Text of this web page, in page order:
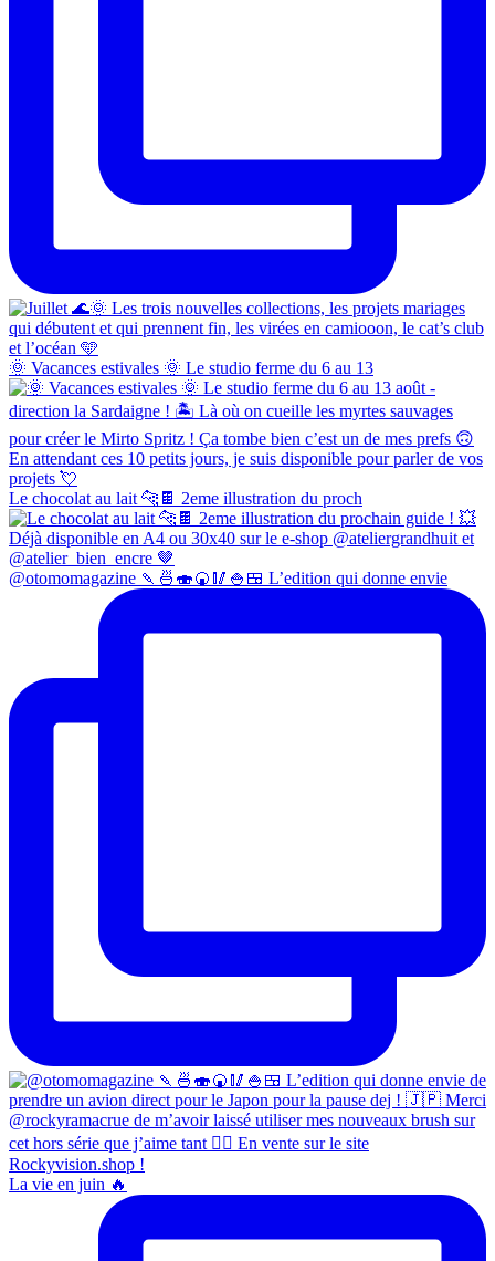
🌞 Vacances estivales 🌞 Le studio ferme du 6 au 13
Le chocolat au lait 🐆🍫 2eme illustration du proch
@otomomagazine 🍡🍜🍣🍘🥢🍚🍱 L’edition qui donne envie
La vie en juin 🔥